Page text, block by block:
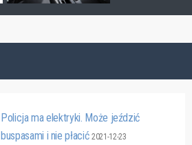
Policja ma elektryki. Może jeździć
buspasami i nie płacić 2021-12-23